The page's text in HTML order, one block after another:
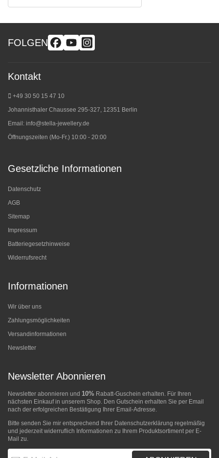
FOLGEN
Kontakt
+49 30 50 15 47 10
Johannisthaler Chaussee 295-327, 12351 Berlin
Email: info@stella-jewellery.de
Öffnungszeiten (Mo-Fr.) 10:00 - 20:00
Gesetzliche Informationen
Datenschutz
AGB
Sitemap
Impressum
Batteriegesetzhinweise
Widerrufsrecht
Informationen
Wir über uns
Zahlungsmöglichkeiten
Versandinformationen
Newsletter
Newsletter Abonnieren
Newsletter abonnieren und 10% Rabatt-Guschein erhalten. Für Ihren
nächsten Einkauf in unserem Shop. Den Gutschein erhalten Sie per Email
nach der erfolgreichen Bestätigung Ihrer Email-Adresse.
Bitte senden Sie mir entsprechend Ihrer Datenschutzerklärung regelmäßig
und jederzeit widerruflich Informationen zu Ihrem Produktsortiment per E-
Mail zu.